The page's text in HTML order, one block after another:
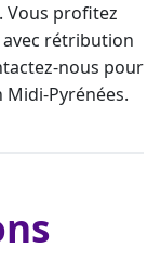
Vous profitez
rétribution
nous pour
Pyrénées.